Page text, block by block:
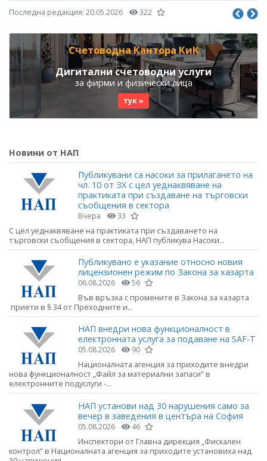
Последна редакция: 20.05.2026 322
Счетоводна Кантора КиК
Дигитални счетоводни услуги
за фирми и физически лица
тук »
Новини от НАП
Публикувани са насоки за прилагането на
чл. 10 от ЗХ с цел уеднаквяване на
практиката при създаване на търговски
съобщения в сектора
Вчера 33
С цел уеднаквяване на практиката при създаването на
търговски съобщения в сектора, НАП публикува Насоки...
Публикувано е указание относно новия
лицензионен режим по Закона за хазарта
06.08.2026 56
Във връзка с промените в Закона за хазарта
приети в § 34 от Преходните и...
НАП внедри нова функционалност в
електронната услуга за подаване на SAF-T
05.08.2026 90
Националната агенция за приходите внедри
нова функционалност „Файл за материални запаси“ в
електронните подуслуги -...
НАП установи над 30 нарушения само за
вечер в заведения в центъра на София
05.08.2026 46
Инспектори от Главна дирекция „Фискален
контрол“ в Националната агенция за приходите установиха над